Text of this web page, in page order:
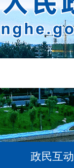
政民互动